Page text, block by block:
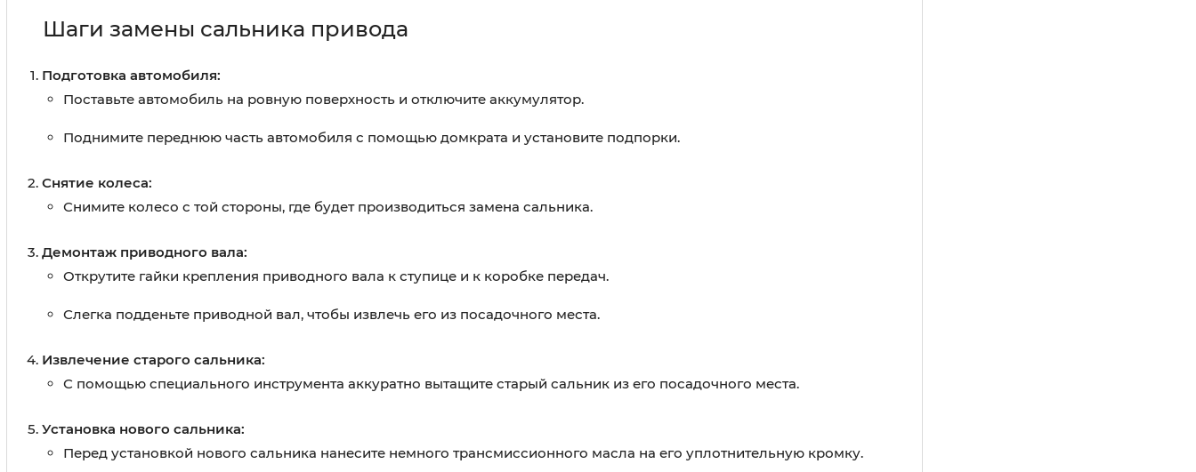
Шаги замены сальника привода
Подготовка автомобиля:
Поставьте автомобиль на ровную поверхность и отключите аккумулятор.
Поднимите переднюю часть автомобиля с помощью домкрата и установите подпорки.
Снятие колеса:
Снимите колесо с той стороны, где будет производиться замена сальника.
Демонтаж приводного вала:
Открутите гайки крепления приводного вала к ступице и к коробке передач.
Слегка подденьте приводной вал, чтобы извлечь его из посадочного места.
Извлечение старого сальника:
С помощью специального инструмента аккуратно вытащите старый сальник из его посадочного места.
Установка нового сальника:
Перед установкой нового сальника нанесите немного трансмиссионного масла на его уплотнительную кромку.